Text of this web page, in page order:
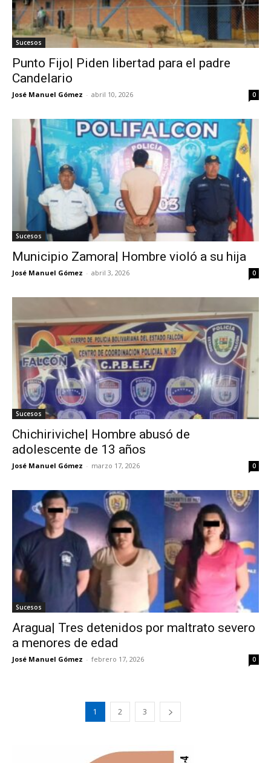
Sucesos
Punto Fijo| Piden libertad para el padre
Candelario
José Manuel Gómez - abril 10, 2026 0
Sucesos
Municipio Zamora| Hombre violó a su hija
José Manuel Gómez - abril 3, 2026 0
Sucesos
Chichiriviche| Hombre abusó de
adolescente de 13 años
José Manuel Gómez - marzo 17, 2026 0
Sucesos
Aragua| Tres detenidos por maltrato severo
a menores de edad
José Manuel Gómez - febrero 17, 2026 0
1 2 3